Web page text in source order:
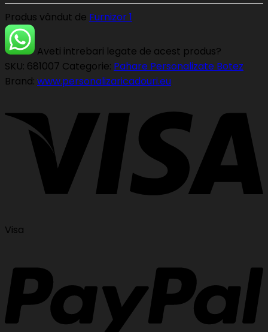
Produs vândut de Furnizor 1
Aveti intrebari legate de acest produs?
SKU: 681007 Categorie: Pahare Personalizate Botez
Brand: www.personalizaricadouri.eu
Visa